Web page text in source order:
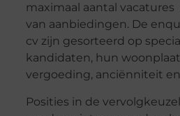
maximaal aantal
van aanbiedingen. De
cv zijn gesorteerd op
kandidaten, hun
vergoeding, anciënniteit
Posities in de